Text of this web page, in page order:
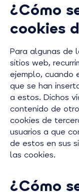
¿Cómo
cookies
Para algunas de
sitios web,
ejemplo, cuando
que se han
a estos. Dichos
contenido de
cookies de
usuarios a que
de estos en sus
las cookies.
¿Cómo